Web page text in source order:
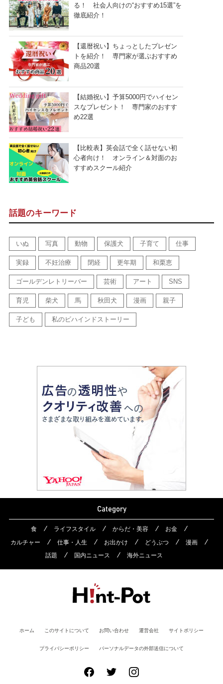
る！ 社会人向けの“おすすめ15選”を
徹底紹介！
【還暦祝い】ちょっとしたプレゼン
トを紹介！ 専門家が選ぶおすすめ
商品20選
【結婚祝い】予算5000円でハイセン
スなプレゼント！ 専門家のおすす
め22選
【比較表】英会話で全く話せない初
心者向け！ オンライン＆対面のお
すすめスクール紹介
話題のキーワード
いぬ 写真 動物 保護犬 子育て 仕事
実録 不妊治療 閉経 更年期 和栗恵
ゴールデンレトリーバー 芸術 アート SNS
育児 柴犬 馬 秋田犬 漫画 親子
子ども 私のビハインドストーリー
Category
食 ライフスタイル からだ・美容
お金
カルチャー
仕事・人生 お出かけ どうぶつ
漫画
話題
国内ニュース 海外ニュース
ホーム このサイトについて お問い合わせ 運営会社 サイトポリシー
プライバシーポリシー パーソナルデータの外部送信について